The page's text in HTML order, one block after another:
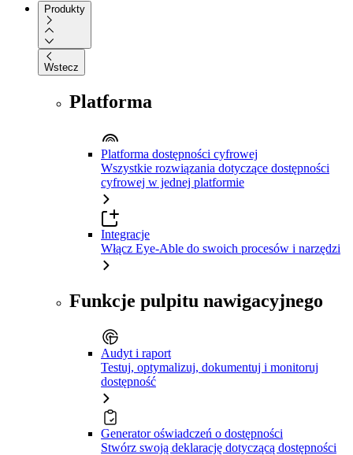
Produkty
Wstecz
Platforma
Platforma dostępności cyfrowej
Wszystkie rozwiązania dotyczące dostępności
cyfrowej w jednej platformie
Integracje
Włącz Eye-Able do swoich procesów i narzędzi
Funkcje pulpitu nawigacyjnego
Audyt i raport
Testuj, optymalizuj, dokumentuj i monitoruj
dostępność
Generator oświadczeń o dostępności
Stwórz swoją deklarację dotyczącą dostępności